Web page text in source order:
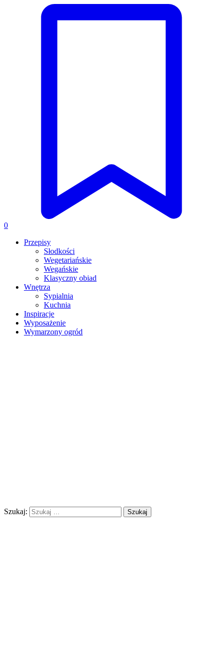
0
Przepisy
Słodkości
Wegetariańskie
Wegańskie
Klasyczny obiad
Wnętrza
Sypialnia
Kuchnia
Inspiracje
Wyposażenie
Wymarzony ogród
Szukaj: